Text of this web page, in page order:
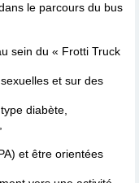
le parcours du bus
sein du « Frotti Truck
et sur des
diabète,
et être orientées